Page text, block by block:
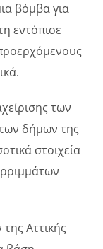
βόμβα για
εντόπισε
των
δήμων της
στοιχεία
Αττικής